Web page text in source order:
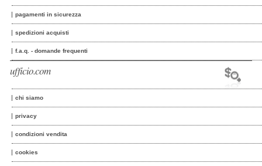
pagamenti in sicurezza
spedizioni acquisti
f.a.q. - domande frequenti
ufficio.com
chi siamo
privacy
condizioni vendita
cookies